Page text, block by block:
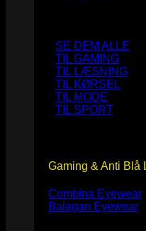
SE DEM ALLE
TIL GAMING
TIL LÆSNING
TIL KØRSEL
TIL MODE
TIL SPORT
Gaming & Anti Blå
Combina Eyewear
Balagan Eyewear